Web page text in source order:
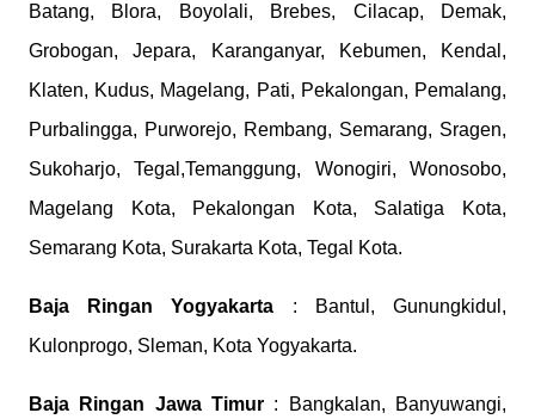
Batang, Blora, Boyolali, Brebes, Cilacap, Demak,
Grobogan, Jepara, Karanganyar, Kebumen, Kendal,
Klaten, Kudus, Magelang, Pati, Pekalongan, Pemalang,
Purbalingga, Purworejo, Rembang, Semarang, Sragen,
Sukoharjo, Tegal,Temanggung, Wonogiri, Wonosobo,
Magelang Kota, Pekalongan Kota, Salatiga Kota,
Semarang Kota, Surakarta Kota, Tegal Kota.
Baja Ringan Yogyakarta : Bantul, Gunungkidul,
Kulonprogo, Sleman, Kota Yogyakarta.
Baja Ringan Jawa Timur : Bangkalan, Banyuwangi,